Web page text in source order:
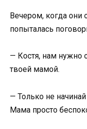
Вечером, когда они
попыталась
— Костя, нам нужно
твоей мамой.
— Только не
Мама просто